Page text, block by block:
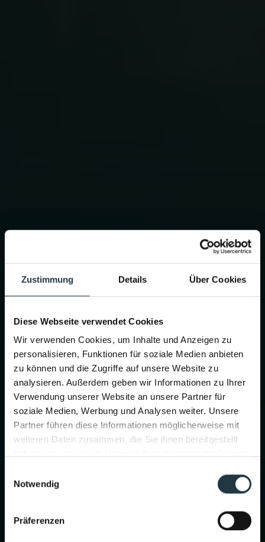
Zustimmung Details Über Cookies
Diese Webseite verwendet Cookies
Wir verwenden Cookies, um Inhalte und Anzeigen zu
personalisieren, Funktionen für soziale Medien anbieten
zu können und die Zugriffe auf unsere Website zu
analysieren. Außerdem geben wir Informationen zu Ihrer
Verwendung unserer Website an unsere Partner für
soziale Medien, Werbung und Analysen weiter. Unsere
Partner führen diese Informationen möglicherweise mit
weiteren Daten zusammen, die Sie ihnen bereitgestellt
Notwendig
Präferenzen
Performance & Soul – now in the
water, too.
New infinity pool. New energy.